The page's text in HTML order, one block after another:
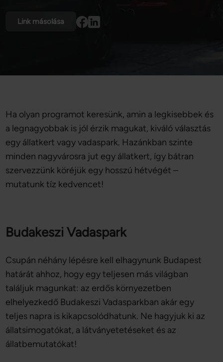
Link másolása
Ha olyan programot keresünk, amin a legkisebbek és
a legnagyobbak is jól érzik magukat, kiváló választás
egy állatkert vagy vadaspark. Hazánkban szinte
minden nagyvárosra jut egy állatkert, így bátran
szervezzünk köréjük egy hosszú hétvégét –
mutatunk tíz kedvencet!
Budakeszi Vadaspark
Csupán néhány lépésre kell elhagynunk Budapest
határát ahhoz, hogy egy teljesen más világban
találjuk magunkat: az erdős környezetben
elhelyezkedő Budakeszi Vadasparkban akár egy
teljes napra is kikapcsolódhatunk. Ne hagyjuk ki az
állatsimogatókat, a látványetetéseket és az
állatbemutatókat!